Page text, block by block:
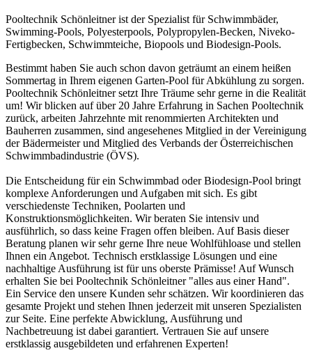
Pooltechnik Schönleitner ist der Spezialist für Schwimmbäder,
Swimming-Pools, Polyesterpools, Polypropylen-Becken, Niveko-
Fertigbecken, Schwimmteiche, Biopools und Biodesign-Pools.
Bestimmt haben Sie auch schon davon geträumt an einem heißen
Sommertag in Ihrem eigenen Garten-Pool für Abkühlung zu sorgen.
Pooltechnik Schönleitner setzt Ihre Träume sehr gerne in die Realität
um! Wir blicken auf über 20 Jahre Erfahrung in Sachen Pooltechnik
zurück, arbeiten Jahrzehnte mit renommierten Architekten und
Bauherren zusammen, sind angesehenes Mitglied in der Vereinigung
der Bädermeister und Mitglied des Verbands der Österreichischen
Schwimmbadindustrie (ÖVS).
Die Entscheidung für ein Schwimmbad oder Biodesign-Pool bringt
komplexe Anforderungen und Aufgaben mit sich. Es gibt
verschiedenste Techniken, Poolarten und
Konstruktionsmöglichkeiten. Wir beraten Sie intensiv und
ausführlich, so dass keine Fragen offen bleiben. Auf Basis dieser
Beratung planen wir sehr gerne Ihre neue Wohlfühloase und stellen
Ihnen ein Angebot. Technisch erstklassige Lösungen und eine
nachhaltige Ausführung ist für uns oberste Prämisse! Auf Wunsch
erhalten Sie bei Pooltechnik Schönleitner "alles aus einer Hand".
Ein Service den unsere Kunden sehr schätzen. Wir koordinieren das
gesamte Projekt und stehen Ihnen jederzeit mit unseren Spezialisten
zur Seite. Eine perfekte Abwicklung, Ausführung und
Nachbetreuung ist dabei garantiert. Vertrauen Sie auf unsere
erstklassig ausgebildeten und erfahrenen Experten!